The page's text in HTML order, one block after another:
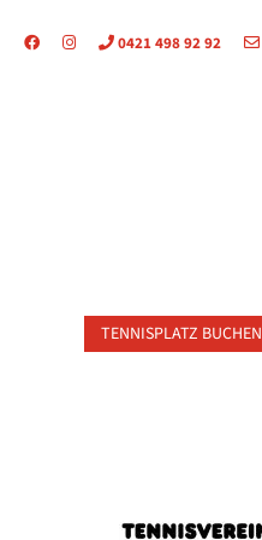
0421 498 92 92
TENNISPLATZ BUCHEN